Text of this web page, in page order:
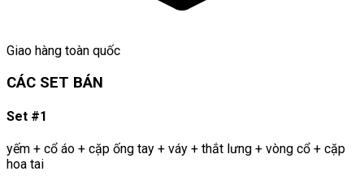
Giao hàng toàn quốc
CÁC SET BÁN
Set #1
yếm + cổ áo + cặp ống tay + váy + thắt lưng + vòng cổ + cặp
hoa tai